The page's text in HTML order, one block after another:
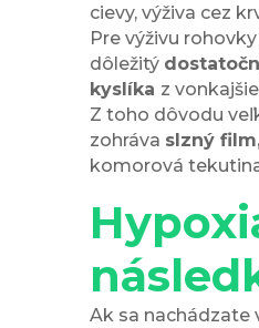
cievy, výživa cez
Pre výživu
dôležitý
kyslíka z
Z toho dôvodu
zohráva slzný
komorová
Ak sa nachádzate